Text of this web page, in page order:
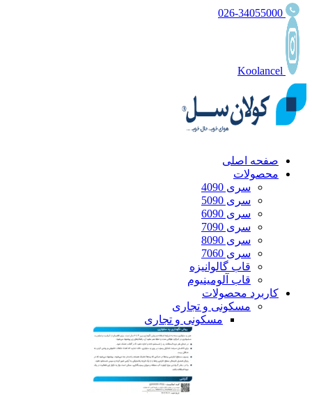
صفحه اصلی
محصولات
سری 4090
سری 5090
سری 6090
سری 7090
سری 8090
سری 7060
قاب گالوانیزه
قاب آلومینیوم
کاربرد محصولات
مسکونی و تجاری
مسکونی و تجاری